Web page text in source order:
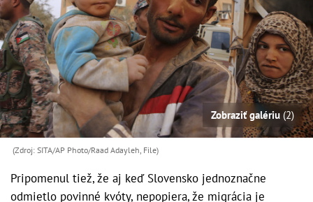
Zobraziť galériu (2)
(Zdroj: SITA/AP Photo/Raad Adayleh, File)
Pripomenul tiež, že aj keď Slovensko jednoznačne
odmietlo povinné kvóty, nepopiera, že migrácia je